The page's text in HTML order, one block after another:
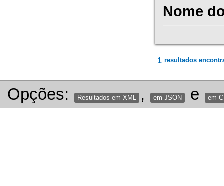
Nome
1 resultados
Opções: Resultados em XML , em JSON e em